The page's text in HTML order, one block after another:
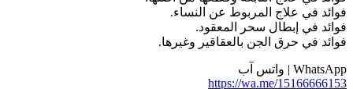
فوائد في علاج المربوط عن النساء.
فوائد في إبطال سحر المعقود.
فوائد في حرق الجن بالعقاقير وغيرها.
WhatsApp | واتس آب
https://wa.me/15166666153